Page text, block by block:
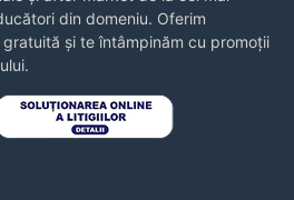
din domeniu. Oferim
și te întâmpinăm cu promoții